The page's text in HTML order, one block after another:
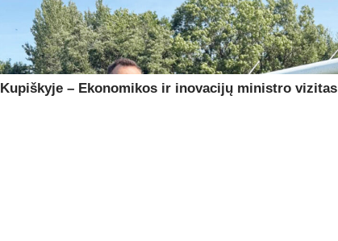
Kupiškyje – Ekonomikos ir inovacijų ministro vizitas